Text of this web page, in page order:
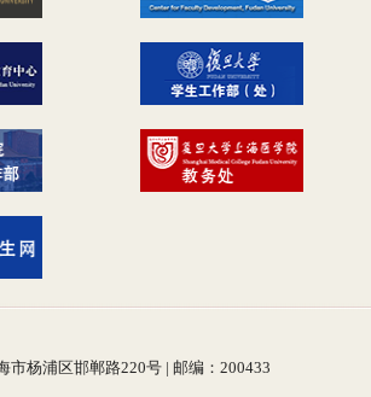
市杨浦区邯郸路220号 | 邮编：200433